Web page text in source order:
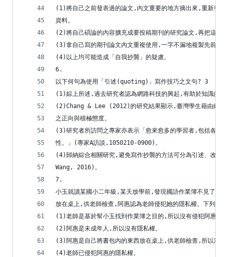
(1)將自己之前發表過的論文,內文重要的地方摘出來,重新整
資料。
(2)將自己碩論的內容擴充成要投稿期刊的研究論文,再把這篇
(3)拿自己寫的期刊論文內文重複使用,一字不漏地複製先前文
(4)以上均可能造成「自我抄襲」的疑慮。
6.
以下何句為使用「引述(quoting)」寫作技巧之文句? 3
(1)綜上所述,過去研究者認為網路科技的興起,有助於知識的流
(2)Chang & Lee (2012)的研究結果顯示,臺灣學生藉由網路
之正向與積極態度。
(3)研究者所訪問之專家亦表示「愈來愈多的學習者,包括各行
性。」(專家A訪談,1050210-0900)。
(4)歸納綜合相關研究,避免寫作抄襲的方法可分為引述、改
Wang, 2016)。
7.
小玉就讀某國小二年級,某天放學前,發現國語作業簿不見了,老
放在桌上,供老師檢查,阿惠認為老師侵犯她的隱私權。下列敘
(1)老師是基於幫小玉找到作業簿之目的,所以沒有侵犯阿惠的
(2)阿惠是未成年人,所以沒有隱私權。
(3)阿惠是自己將書包內的東西放在桌上,供老師檢查,所以沒有
(4)老師已侵犯阿惠的隱私權。